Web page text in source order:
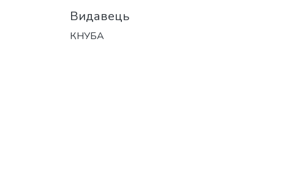
Видавець
КНУБА